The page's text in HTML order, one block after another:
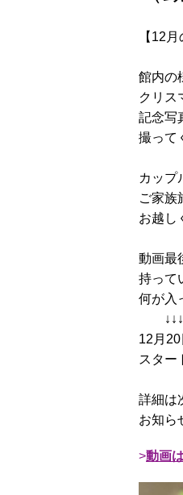
【12
館内の
クリス
記念写
撮って
カップ
ご家族
お越し
動画最
持って
何が入
12月20
スター
詳細は
お知ら
動画